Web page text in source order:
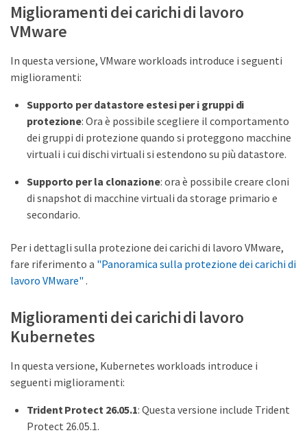
Miglioramenti dei carichi di lavoro
VMware
In questa versione, VMware workloads introduce i seguenti
miglioramenti:
Supporto per datastore estesi per i gruppi di
protezione: Ora è possibile scegliere il comportamento
dei gruppi di protezione quando si proteggono macchine
virtuali i cui dischi virtuali si estendono su più datastore.
Supporto per la clonazione: ora è possibile creare cloni
di snapshot di macchine virtuali da storage primario e
secondario.
Per i dettagli sulla protezione dei carichi di lavoro VMware,
fare riferimento a "Panoramica sulla protezione dei carichi di
lavoro VMware" .
Miglioramenti dei carichi di lavoro
Kubernetes
In questa versione, Kubernetes workloads introduce i
seguenti miglioramenti:
Trident Protect 26.05.1: Questa versione include Trident
Protect 26.05.1.